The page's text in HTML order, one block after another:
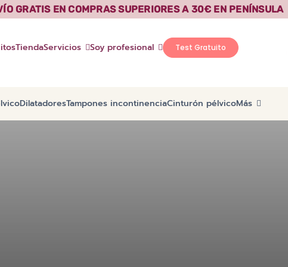
GRATIS EN COMPRAS SUPERIORES A 30€ EN PENÍNSULA
TiendaServicios Soy profesional Test Gratuito
DilatadoresTampones incontinenciaCinturón pélvicoMás